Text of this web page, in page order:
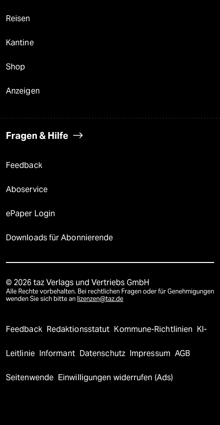
Reisen
Kantine
Shop
Anzeigen
Fragen & Hilfe
Feedback
Aboservice
ePaper Login
Downloads für Abonnierende
© 2026 taz Verlags und Vertriebs GmbH
Alle Rechte vorbehalten. Bei rechtlichen Fragen oder für Genehmigungen
wenden Sie sich bitte an lizenzen@taz.de
Feedback Redaktionsstatut Kommune-Richtlinien KI-
Leitlinie Informant Datenschutz Impressum AGB
Seitenwende Einwilligungen widerrufen (Ads)